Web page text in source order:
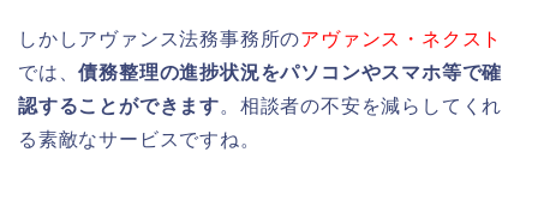
しかしアヴァンス法務事務所のアヴァンス・ネクスト
では、債務整理の進捗状況をパソコンやスマホ等で確
認することができます。相談者の不安を減らしてくれ
る素敵なサービスですね。